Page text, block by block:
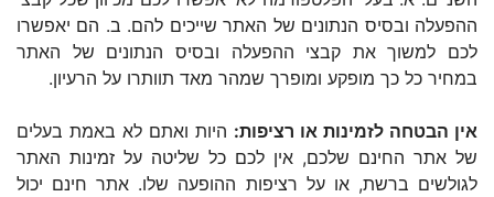
ההפעלה ובסיס הנתונים של האתר שייכים להם. ב. הם יאפשרו
לכם למשוך את קבצי ההפעלה ובסיס הנתונים של האתר
במחיר כל כך מופקע ומופרך שמהר מאד תוותרו על הרעיון.
אין הבטחה לזמינות או רציפות: היות ואתם לא באמת בעלים
של אתר החינם שלכם, אין לכם כל שליטה על זמינות האתר
לגולשים ברשת, או על רציפות ההופעה שלו. אתר חינם יכול